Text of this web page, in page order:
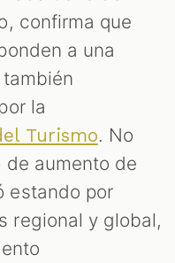
confirma que
a una
la
Turismo. No
aumento de
estando por
regional y global,